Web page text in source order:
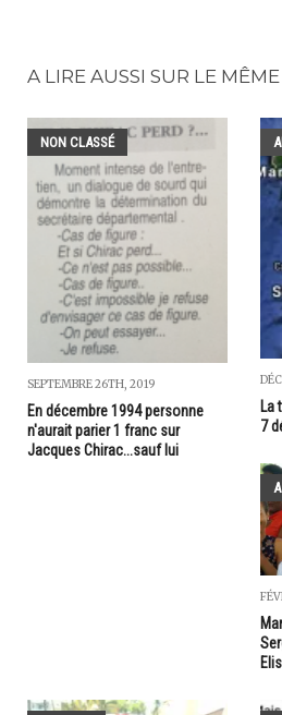
A LIRE AUSSI SUR LE
NON CLASSÉ
SEPTEMBRE 26TH, 2019
En décembre 1994 personne
n'aurait parier 1 franc sur
Jacques Chirac...sauf lui
La
7